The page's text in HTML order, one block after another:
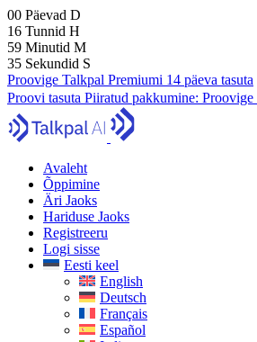
00 Päevad D
16 Tunnid H
59 Minutid M
34 Sekundid S
Proovige Talkpal Premiumi 14 päeva tasuta
Proovi tasuta Piiratud pakkumine: Proovige
Avaleht
Õppimine
Äri Jaoks
Hariduse Jaoks
Registreeru
Logi sisse
Eesti keel
English
Deutsch
Français
Español